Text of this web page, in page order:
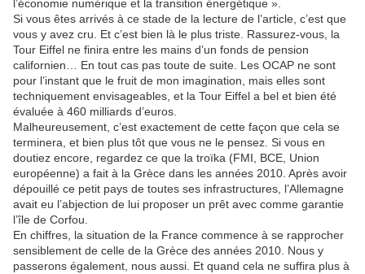
l’économie numérique et la transition énergétique ».
Si vous êtes arrivés à ce stade de la lecture de l’article, c’est que
vous y avez cru. Et c’est bien là le plus triste. Rassurez-vous, la
Tour Eiffel ne finira entre les mains d’un fonds de pension
californien… En tout cas pas toute de suite. Les OCAP ne sont
pour l’instant que le fruit de mon imagination, mais elles sont
techniquement envisageables, et la Tour Eiffel a bel et bien été
évaluée à 460 milliards d’euros.
Malheureusement, c’est exactement de cette façon que cela se
terminera, et bien plus tôt que vous ne le pensez. Si vous en
doutiez encore, regardez ce que la troïka (FMI, BCE, Union
européenne) a fait à la Grèce dans les années 2010. Après avoir
dépouillé ce petit pays de toutes ses infrastructures, l’Allemagne
avait eu l’abjection de lui proposer un prêt avec comme garantie
l’île de Corfou.
En chiffres, la situation de la France commence à se rapprocher
sensiblement de celle de la Grèce des années 2010. Nous y
passerons également, nous aussi. Et quand cela ne suffira plus à